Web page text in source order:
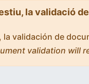
la validació
validación de
validation will